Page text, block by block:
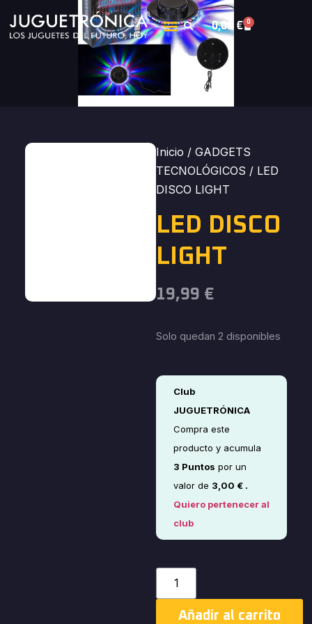
0,00 € 0
Inicio / GADGETS
TECNOLÓGICOS / LED
DISCO LIGHT
LED DISCO
LIGHT
19,99 €
Solo quedan 2 disponibles
Club
JUGUETRÓNICA
Compra este
producto y acumula
3 Puntos por un
valor de 3,00 € .
Quiero pertenecer al
club
Añadir al carrito